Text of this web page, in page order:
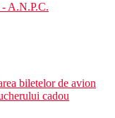
A.N.P.C.
biletelor de avion
cadou